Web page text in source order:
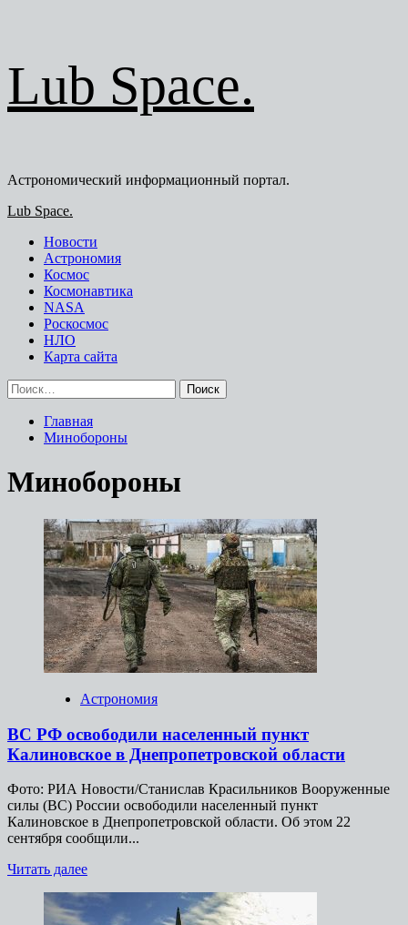
содержимому
Lub Space.
Астрономический информационный портал.
Основное
Lub Space.
Новости
Астрономия
Космос
Космонавтика
NASA
Роскосмос
НЛО
Карта сайта
Найти:
Главная
Минобороны
Минобороны
Астрономия
ВС РФ освободили населенный пункт
Калиновское в Днепропетровской области
Фото: РИА Новости/Станислав Красильников Вооруженные
силы (ВС) России освободили населенный пункт
Калиновское в Днепропетровской области. Об этом 22
сентября сообщили...
Читать далееПрочитать
о